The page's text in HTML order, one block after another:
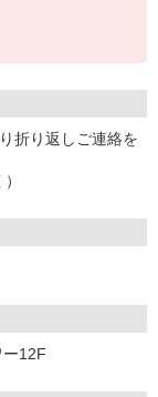
折り返しご連絡を
12F